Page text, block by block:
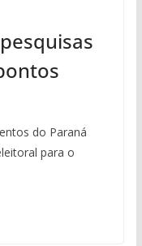
do Paraná
para o